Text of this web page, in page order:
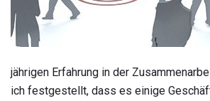
jährigen Erfahrung in der
ich festgestellt, dass es einige